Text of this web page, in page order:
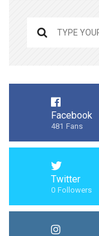
Facebook
481 Fans
Twitter
0 Followers